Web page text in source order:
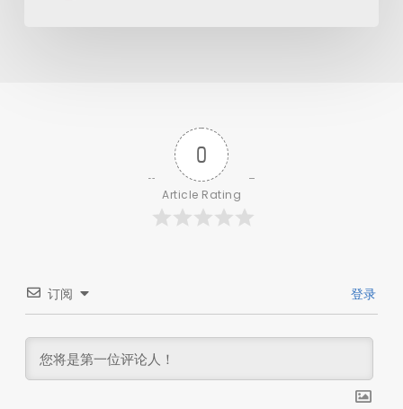
0
Article Rating
订阅 登录